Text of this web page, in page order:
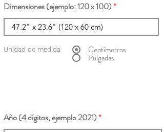
Dimensiones (ejemplo: 120 x 100)
Unidad de medida Centímetros
Pulgadas
Año (4 dígitos, ejemplo 2021)